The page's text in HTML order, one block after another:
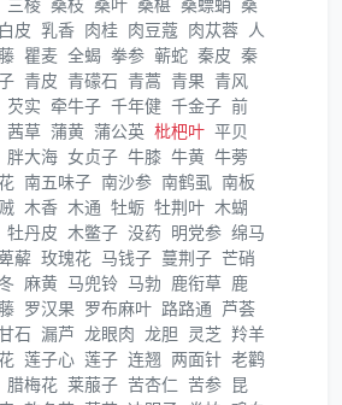
皮 乳香 肉桂 肉豆蔻 肉苁蓉 人
瞿麦 全蝎 拳参 蕲蛇 秦皮 秦
青皮 青礞石 青蒿 青果 青风
芡实 牵牛子 千年健 千金子 前
茜草 蒲黄 蒲公英 枇杷叶 平贝
胖大海 女贞子 牛膝 牛黄 牛蒡
南五味子 南沙参 南鹤虱 南板
木香 木通 牡蛎 牡荆叶 木蝴
牡丹皮 木鳖子 没药 明党参 绵马
薢 玫瑰花 马钱子 蔓荆子 芒硝
麻黄 马兜铃 马勃 鹿衔草 鹿
罗汉果 罗布麻叶 路路通 芦荟
石 漏芦 龙眼肉 龙胆 灵芝 羚羊
莲子心 莲子 连翘 两面针 老鹳
腊梅花 莱菔子 苦杏仁 苦参 昆